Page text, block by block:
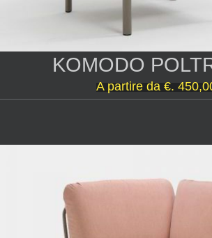
KOMODO
A partire da €.